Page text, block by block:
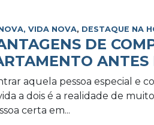
VIDA NOVA, DESTAQUE NA
DE
ANTES
aquela pessoa especial e
a dois é a realidade de
certa em...